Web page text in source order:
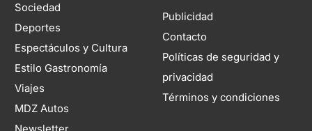
Sociedad
Deportes
Espectáculos y Cultura
Estilo Gastronomía
Viajes
MDZ Autos
Publicidad
Contacto
Políticas de seguridad y
privacidad
Términos y condiciones